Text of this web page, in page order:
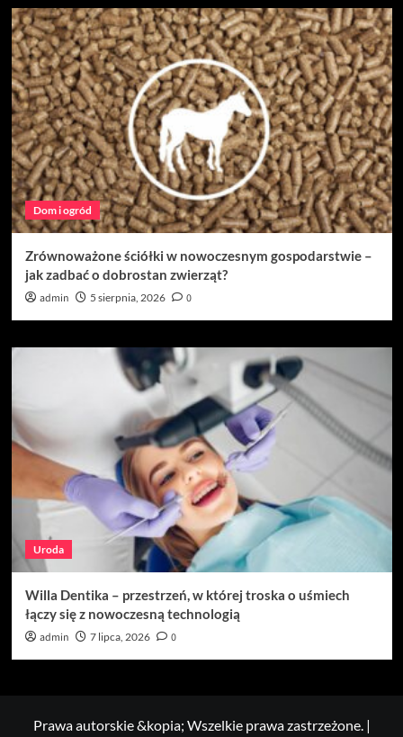
Dom i ogród
Zrównoważone ściółki w nowoczesnym gospodarstwie –
jak zadbać o dobrostan zwierząt?
admin 5 sierpnia, 2026 0
Uroda
Willa Dentika – przestrzeń, w której troska o uśmiech
łączy się z nowoczesną technologią
admin 7 lipca, 2026 0
Prawa autorskie &kopia; Wszelkie prawa zastrzeżone. |